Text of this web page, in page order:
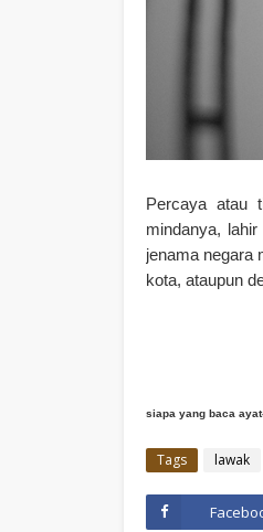
Percaya atau
mindanya,
jenama negara
kota, ataupun
siapa yang baca
Tags lawak